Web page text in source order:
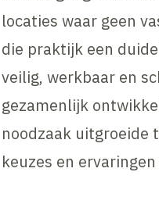
locaties waar geen
die praktijk een
veilig, werkbaar en
gezamenlijk
noodzaak uitgroeide
keuzes en